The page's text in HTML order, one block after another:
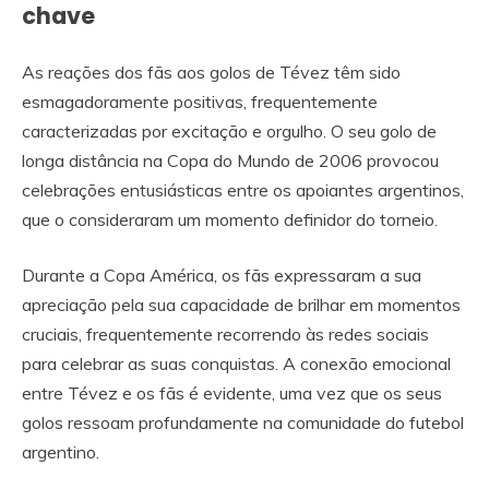
chave
As reações dos fãs aos golos de Tévez têm sido
esmagadoramente positivas, frequentemente
caracterizadas por excitação e orgulho. O seu golo de
longa distância na Copa do Mundo de 2006 provocou
celebrações entusiásticas entre os apoiantes argentinos,
que o consideraram um momento definidor do torneio.
Durante a Copa América, os fãs expressaram a sua
apreciação pela sua capacidade de brilhar em momentos
cruciais, frequentemente recorrendo às redes sociais
para celebrar as suas conquistas. A conexão emocional
entre Tévez e os fãs é evidente, uma vez que os seus
golos ressoam profundamente na comunidade do futebol
argentino.